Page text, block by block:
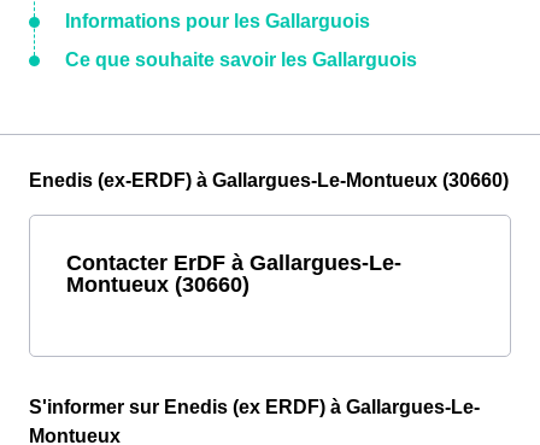
Informations pour les Gallarguois
Ce que souhaite savoir les Gallarguois
Enedis (ex-ERDF) à Gallargues-Le-Montueux (30660)
Contacter ErDF à Gallargues-Le-
Montueux (30660)
S'informer sur Enedis (ex ERDF) à Gallargues-Le-
Montueux